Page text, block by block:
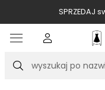
SPRZEDAJ
Szukaj